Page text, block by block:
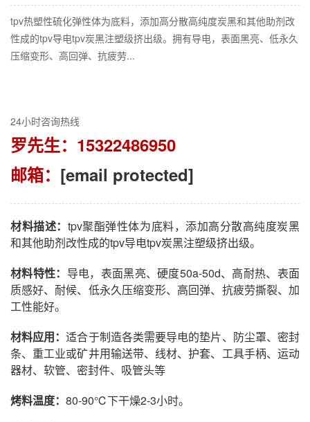
tpv热塑性硫化弹性体为底料，添加高分散高纯度炭黑和其他助剂改
性成的tpv导电tpv炭黑注塑级挤出级。拥有导电，表面黑亮、低永久
压缩变形、高回弹、抗疲劳...
24小时咨询热线
罗先生：15322486950
邮箱： [email protected]
材料描述： tpv聚酯弹性体为底料，添加高分散高纯度炭黑
和其他助剂改性成的tpv导电tpv炭黑注塑级挤出级。
材料特性： 导电，表面黑亮、硬度50a-50d、高耐热、表面
质感好、耐候、低永久压缩变形、高回弹、抗疲劳撕裂、加
工性能好。
材料应用：适合于制造各类需要导电的垫片、防尘罩、密封
条、重工业或矿井用输送带、线材、护套、工具手柄、运动
器材、软管、密封件、吸管头等
烤料温度： 80-90℃下干燥2-3小时。